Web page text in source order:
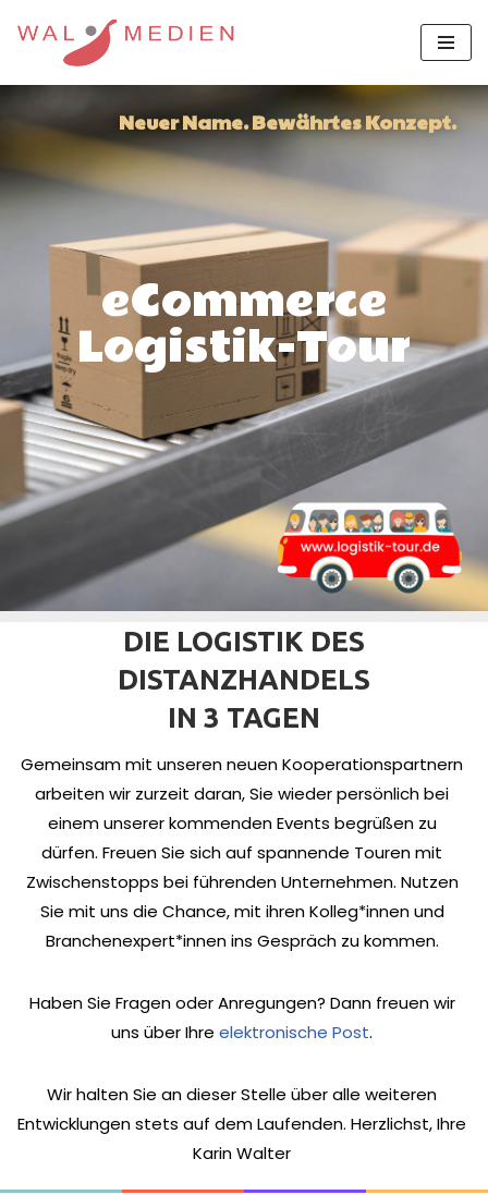
Inhalt
springen
Neuer Name. Bewährtes Konzept.
eCommerce
Logistik-Tour
DIE LOGISTIK DES
DISTANZHANDELS
IN 3 TAGEN
Gemeinsam mit unseren neuen Kooperationspartnern
arbeiten wir zurzeit daran, Sie wieder persönlich bei
einem unserer kommenden Events begrüßen zu
dürfen. Freuen Sie sich auf spannende Touren mit
Zwischenstopps bei führenden Unternehmen. Nutzen
Sie mit uns die Chance, mit ihren Kolleg*innen und
Branchenexpert*innen ins Gespräch zu kommen.
Haben Sie Fragen oder Anregungen? Dann freuen wir
uns über Ihre elektronische Post.
Wir halten Sie an dieser Stelle über alle weiteren
Entwicklungen stets auf dem Laufenden. Herzlichst, Ihre
Karin Walter